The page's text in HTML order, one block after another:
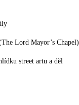
Lord Mayor’s Chapel)
street artu a děl